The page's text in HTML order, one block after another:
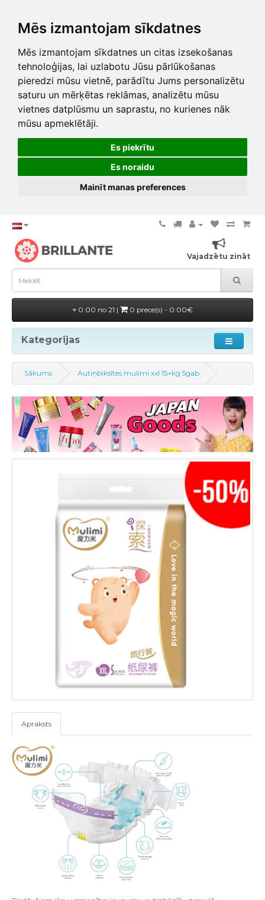
Mēs izmantojam sīkdatnes
Mēs izmantojam sīkdatnes un citas izsekošanas
tehnoloģijas, lai uzlabotu Jūsu pārlūkošanas
pieredzi mūsu vietnē, parādītu Jums personalizētu
saturu un mērķētas reklāmas, analizētu mūsu
vietnes datplūsmu un saprastu, no kurienes nāk
mūsu apmeklētāji.
Es piekrītu
Es noraidu
Mainīt manas preferences
Vajadzētu zināt
0.00 no 21 | 0 prece(s) - 0.00€
Kategorijas
Sākums Autiņbiksītes mulimi xxl 15+kg 5gab
Apraksts